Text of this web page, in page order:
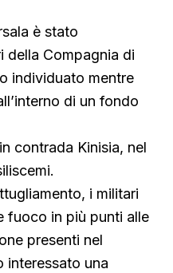
è stato
della Compagnia di
individuato mentre
di un fondo
contrada Kinisia, nel
i militari
fuoco in più punti alle
presenti nel
interessato una